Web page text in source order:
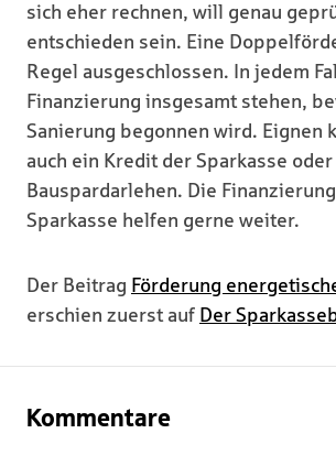
sich eher rechnen, will genau
entschieden sein. Eine
Regel ausgeschlossen. In jedem
Finanzierung insgesamt stehen,
Sanierung begonnen wird. Eignen
auch ein Kredit der Sparkasse oder
Bauspardarlehen. Die
Sparkasse helfen gerne weiter.
Der Beitrag Förderung
erschien zuerst auf Der
Kommentare